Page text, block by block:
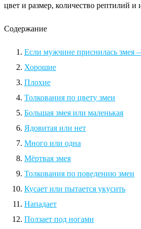
цвет и размер, количество рептилий и
Содержание
Если мужчине приснилась змея
Хорошие
Плохие
Толкования по цвету змеи
Большая змея или маленькая
Ядовитая или нет
Много или одна
Мёртвая змея
Толкования по поведению змеи
Кусает или пытается укусить
Нападает
Ползает под ногами